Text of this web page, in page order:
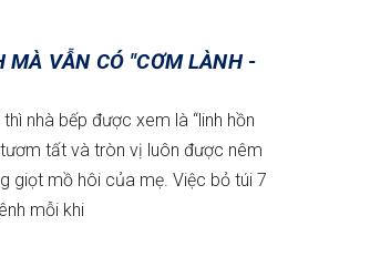
MÀ VẪN CÓ "CƠM LÀNH -
nhà bếp được xem là “linh hồn
tất và tròn vị luôn được nêm
giọt mồ hôi của mẹ. Việc bỏ túi 7
mỗi khi